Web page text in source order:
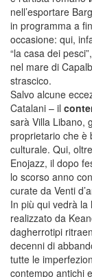
nell’esportare
in programma a
occasione: qui,
“la casa dei
nel mare di
strascico.
Salvo alcune
Catalani – il
sarà Villa Libano,
proprietario che è
culturale. Qui,
Enojazz, il dopo
lo scorso anno
curate da Venti
In più qui vedrà la
realizzato da
dagherrotipi
decenni di
tutte le
contempo antichi